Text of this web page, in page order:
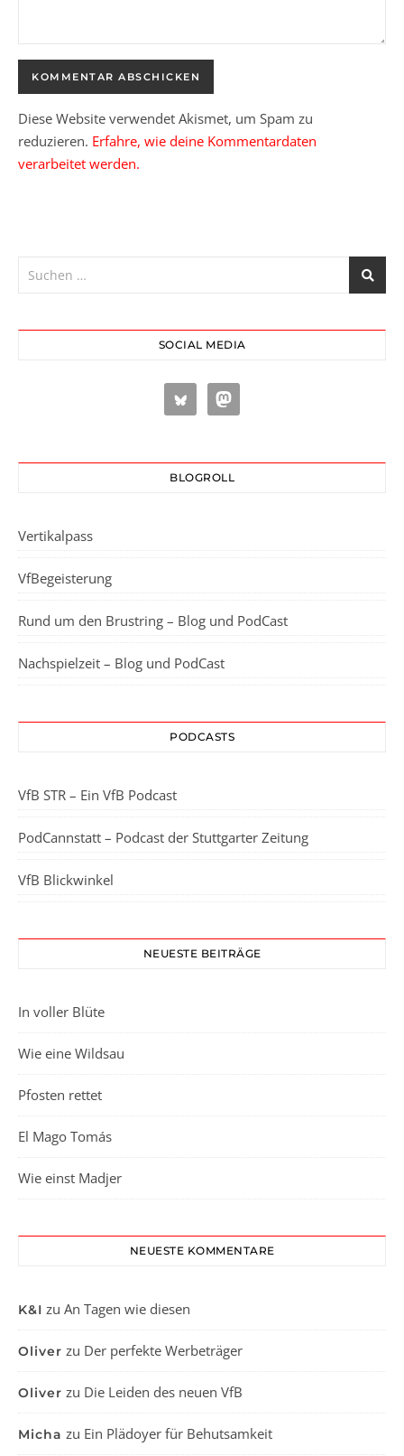
Diese Website verwendet Akismet, um Spam zu
reduzieren. Erfahre, wie deine Kommentardaten
verarbeitet werden.
SOCIAL MEDIA
BLOGROLL
Vertikalpass
VfBegeisterung
Rund um den Brustring – Blog und PodCast
Nachspielzeit – Blog und PodCast
PODCASTS
VfB STR – Ein VfB Podcast
PodCannstatt – Podcast der Stuttgarter Zeitung
VfB Blickwinkel
NEUESTE BEITRÄGE
In voller Blüte
Wie eine Wildsau
Pfosten rettet
El Mago Tomás
Wie einst Madjer
NEUESTE KOMMENTARE
K&I zu An Tagen wie diesen
Oliver zu Der perfekte Werbeträger
Oliver zu Die Leiden des neuen VfB
Micha zu Ein Plädoyer für Behutsamkeit